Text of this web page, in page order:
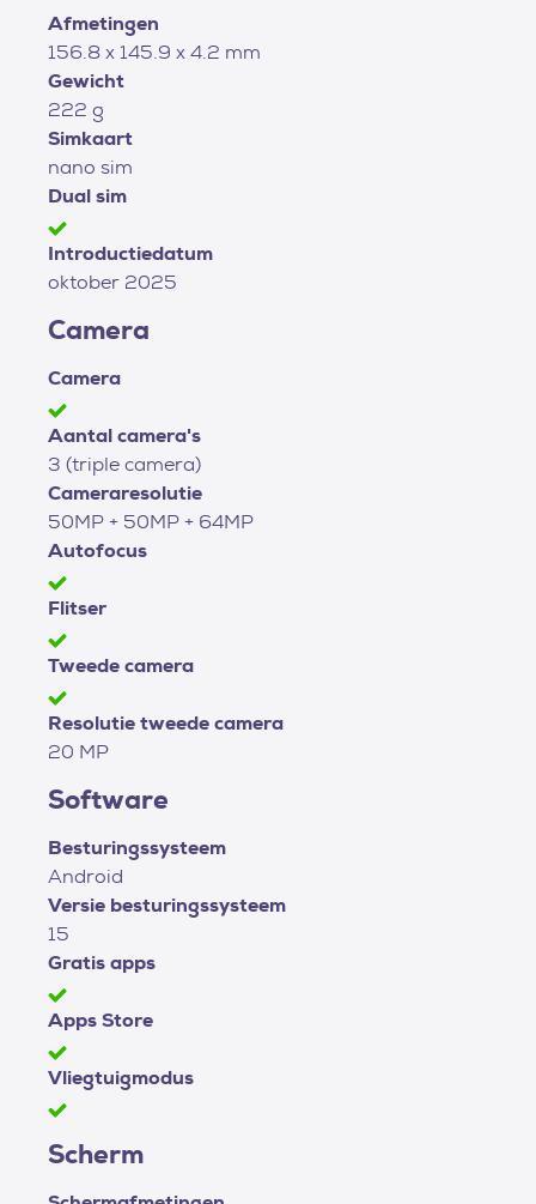
Afmetingen
156.8 x 145.9 x 4.2 mm
Gewicht
222 g
Simkaart
nano sim
Dual sim
Introductiedatum
oktober 2025
Camera
Camera
Aantal camera's
3 (triple camera)
Cameraresolutie
50MP + 50MP + 64MP
Autofocus
Flitser
Tweede camera
Resolutie tweede camera
20 MP
Software
Besturingssysteem
Android
Versie besturingssysteem
15
Gratis apps
Apps Store
Vliegtuigmodus
Scherm